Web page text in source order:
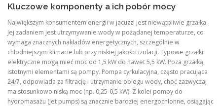
Kluczowe komponenty a ich pobór mocy
Największym konsumentem energii w jacuzzi jest niewątpliwie grzałka.
Jej zadaniem jest utrzymywanie wody w pożądanej temperaturze, co
wymaga znacznych nakładów energetycznych, szczególnie w
chłodniejszym klimacie lub przy niskiej jakości izolacji. Typowe grzałki
elektryczne mogą mieć moc od 1,5 kW do nawet 5,5 kW. Poza grzałką,
istotnymi elementami są pompy. Pompa cyrkulacyjna, często pracująca
24/7, odpowiada za filtrację i utrzymanie obiegu wody, choć zazwyczaj
ma stosunkowo niską moc (np. 0,25-0,5 kW). Z kolei pompy do
hydromasażu (jet pumps) są znacznie bardziej energochłonne, osiągając